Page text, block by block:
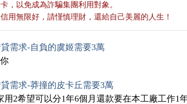
，以免成為詐騙集團利用對象。
用無限好，請慬慎理財，還給自己美麗的人生！
需求-自負的虞姬需要3萬
需求-莽撞的皮卡丘需要3萬
2希望可以分1年6個月還款要在本工廠工作1